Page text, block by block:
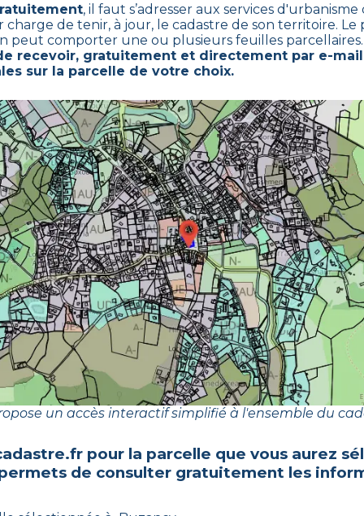
, il faut s’adresser aux services
de tenir, à jour, le cadastre de son territoire. Le
peut comporter une ou plusieurs feuilles parcellaires.
recevoir, gratuitement et directement par e-
sur la parcelle de votre choix.
un accès interactif simplifié à l'ensemble du
pour la parcelle que vous aurez
de consulter gratuitement les